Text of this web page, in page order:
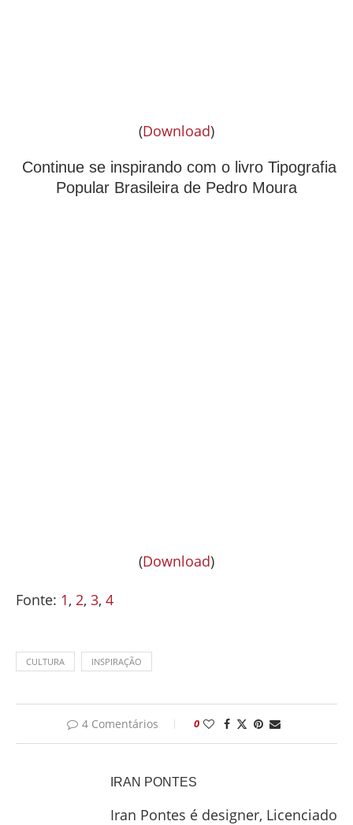
(Download)
Continue se inspirando com o livro Tipografia
Popular Brasileira de Pedro Moura
(Download)
Fonte: 1, 2, 3, 4
CULTURA INSPIRAÇÃO
4 Comentários 0
IRAN PONTES
Iran Pontes é designer, Licenciado